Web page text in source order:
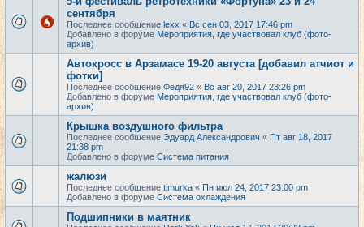
сентября
Последнее сообщение lexx « Вс сен 03, 2017 17:46 pm
Добавлено в форуме Мероприятия, где участвовал клуб (фото-
архив)
Автокросс в Арзамасе 19-20 августа [добавил атчиот и
фотки]
Последнее сообщение Федя92 « Вс авг 20, 2017 23:26 pm
Добавлено в форуме Мероприятия, где участвовал клуб (фото-
архив)
Крышка воздушного фильтра
Последнее сообщение Эдуард Александрович « Пт авг 18, 2017
21:38 pm
Добавлено в форуме Система питания
жалюзи
Последнее сообщение timurka « Пн июл 24, 2017 23:00 pm
Добавлено в форуме Система охлаждения
Подшипники в маятник